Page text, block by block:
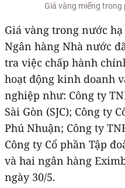
Giá vàng miếng
Giá vàng trong nước
Ngân hàng Nhà nước
tra việc chấp hành
hoạt động kinh doanh
nghiệp như: Công ty
Sài Gòn (SJC); Công ty
Phú Nhuận; Công ty
Công ty Cổ phần Tập
và hai ngân hàng
ngày 30/5.